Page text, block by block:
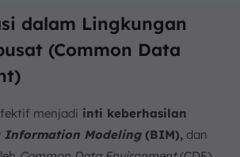
dalam Lingkungan
(Common Data
menjadi inti keberhasilan
Information Modeling(BIM), dan